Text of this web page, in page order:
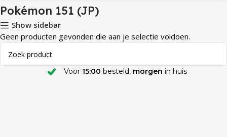
Pokémon 151 (JP)
Show sidebar
Geen producten gevonden die aan je selectie voldoen.
Voor 15:00 besteld, morgen in huis